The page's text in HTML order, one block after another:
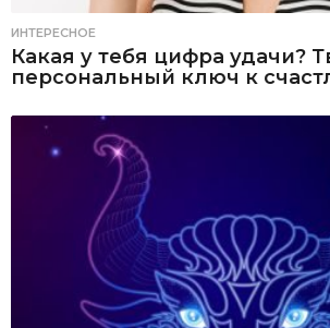
ИНТЕРЕСНОЕ
Какая у тебя цифра удачи?
персональный ключ к